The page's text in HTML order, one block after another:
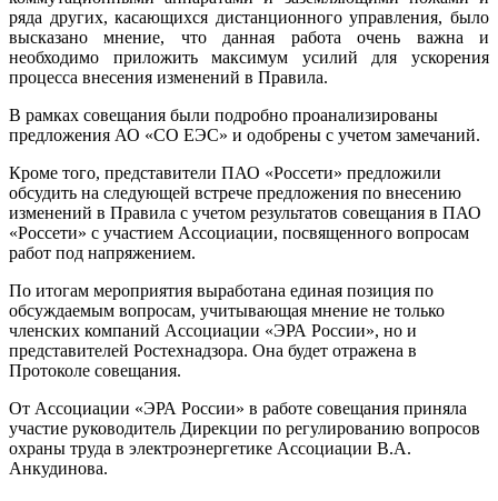
ряда других, касающихся дистанционного управления, было
высказано мнение, что данная работа очень важна и
необходимо приложить максимум усилий для ускорения
процесса внесения изменений в Правила.
В рамках совещания были подробно проанализированы
предложения АО «СО ЕЭС» и одобрены с учетом замечаний.
Кроме того, представители ПАО «Россети» предложили
обсудить на следующей встрече предложения по внесению
изменений в Правила с учетом результатов совещания в ПАО
«Россети» с участием Ассоциации, посвященного вопросам
работ под напряжением.
По итогам мероприятия выработана единая позиция по
обсуждаемым вопросам, учитывающая мнение не только
членских компаний Ассоциации «ЭРА России», но и
представителей Ростехнадзора. Она будет отражена в
Протоколе совещания.
От Ассоциации «ЭРА России» в работе совещания приняла
участие руководитель Дирекции по регулированию вопросов
охраны труда в электроэнергетике Ассоциации В.А.
Анкудинова.